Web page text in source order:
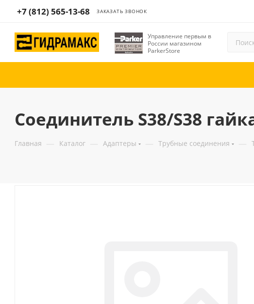
+7 (812) 565-13-68 ЗАКАЗАТЬ ЗВОНОК
Управление первым в
России магазином
ParkerStore
Соединитель S38/S38
Главная — Каталог — Адаптеры — Трубные соединения —